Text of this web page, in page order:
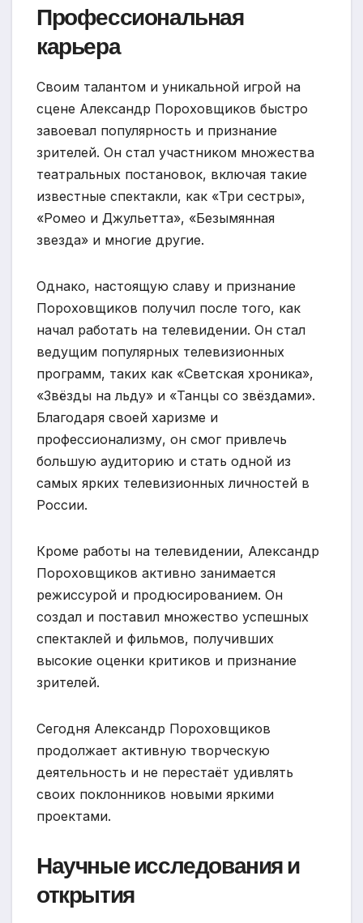
Профессиональная
карьера
Своим талантом и уникальной игрой на
сцене Александр Пороховщиков быстро
завоевал популярность и признание
зрителей. Он стал участником множества
театральных постановок, включая такие
известные спектакли, как «Три сестры»,
«Ромео и Джульетта», «Безымянная
звезда» и многие другие.
Однако, настоящую славу и признание
Пороховщиков получил после того, как
начал работать на телевидении. Он стал
ведущим популярных телевизионных
программ, таких как «Светская хроника»,
«Звёзды на льду» и «Танцы со звёздами».
Благодаря своей харизме и
профессионализму, он смог привлечь
большую аудиторию и стать одной из
самых ярких телевизионных личностей в
России.
Кроме работы на телевидении, Александр
Пороховщиков активно занимается
режиссурой и продюсированием. Он
создал и поставил множество успешных
спектаклей и фильмов, получивших
высокие оценки критиков и признание
зрителей.
Сегодня Александр Пороховщиков
продолжает активную творческую
деятельность и не перестаёт удивлять
своих поклонников новыми яркими
проектами.
Научные исследования и
открытия